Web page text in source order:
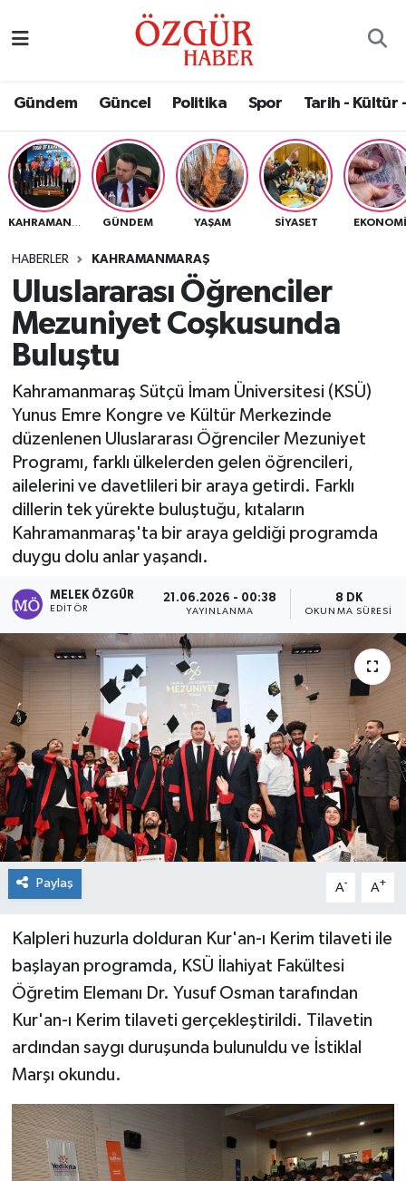
Gündem Güncel Politika Spor Tarih - Kültür
GÜNDEM YAŞAM SIYASET EKONOMI
HABERLER KAHRAMANMARAŞ
Uluslararası Öğrenciler
Mezuniyet Coşkusunda
Buluştu
Kahramanmaraş Sütçü İmam Üniversitesi (KSÜ)
Yunus Emre Kongre ve Kültür Merkezinde
düzenlenen Uluslararası Öğrenciler Mezuniyet
Programı, farklı ülkelerden gelen öğrencileri,
ailelerini ve davetlileri bir araya getirdi. Farklı
dillerin tek yürekte buluştuğu, kıtaların
Kahramanmaraş'ta bir araya geldiği programda
duygu dolu anlar yaşandı.
MELEK ÖZGÜR
EDITÖR
21.06.2026 - 00:38
YAYINLANMA
8 DK
OKUNMA SÜRESI
Paylaş A- A+
Kalpleri huzurla dolduran Kur'an-ı Kerim tilaveti ile
başlayan programda, KSÜ İlahiyat Fakültesi
Öğretim Elemanı Dr. Yusuf Osman tarafından
Kur'an-ı Kerim tilaveti gerçekleştirildi. Tilavetin
ardından saygı duruşunda bulunuldu ve İstiklal
Marşı okundu.
Eğitim
Ekonomi
Güncel
Gündem
Magazin
Politika
Sağlık
Spor
Tarih - Kültür - Sanat - Turizm
Nöbetçi Eczaneler
Namaz Vakitleri
Trafik Durumu
Süper Lig Puan Durumu ve Fikstür
Tüm Manşetler
Son Dakika Haberleri
Haber Arşivi